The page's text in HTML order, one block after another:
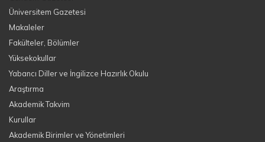
Üniversitem Gazetesi
Makaleler
Fakülteler, Bölümler
Yüksekokullar
Yabancı Diller ve İngilizce Hazırlık Okulu
Araştırma
Akademik Takvim
Kurullar
Akademik Birimler ve Yönetimleri